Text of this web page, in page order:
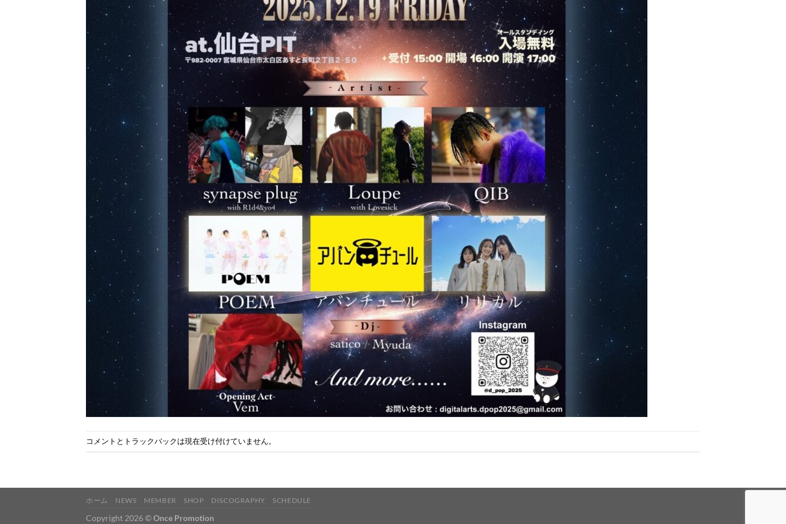
コメントとトラックバックは現在受け付けていません。
ホーム NEWS MEMBER SHOP DISCOGRAPHY SCHEDULE
Copyright 2026 ©Once Promotion